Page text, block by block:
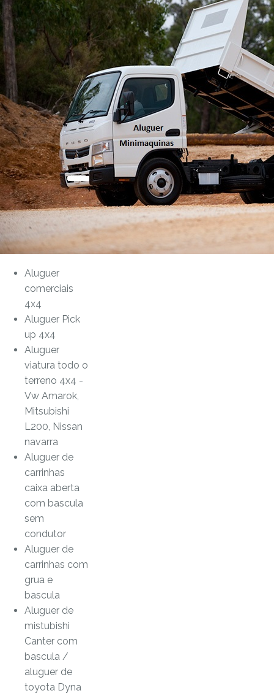
Aluguer
comerciais
4x4
Aluguer Pick
up 4x4
Aluguer
viatura todo o
terreno 4x4 -
Vw Amarok,
Mitsubishi
L200, Nissan
navarra
Aluguer de
carrinhas
caixa aberta
com bascula
sem
condutor
Aluguer de
carrinhas com
grua e
bascula
Aluguer de
mistubishi
Canter com
bascula /
aluguer de
toyota Dyna